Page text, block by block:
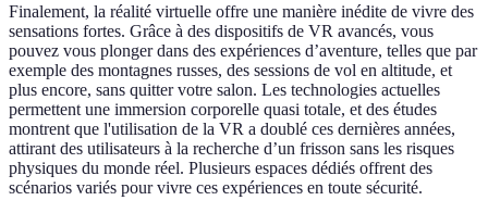
Finalement, la réalité virtuelle offre une manière inédite de vivre des
sensations fortes. Grâce à des dispositifs de VR avancés, vous
pouvez vous plonger dans des expériences d’aventure, telles que par
exemple des montagnes russes, des sessions de vol en altitude, et
plus encore, sans quitter votre salon. Les technologies actuelles
permettent une immersion corporelle quasi totale, et des études
montrent que l'utilisation de la VR a doublé ces dernières années,
attirant des utilisateurs à la recherche d’un frisson sans les risques
physiques du monde réel. Plusieurs espaces dédiés offrent des
scénarios variés pour vivre ces expériences en toute sécurité.